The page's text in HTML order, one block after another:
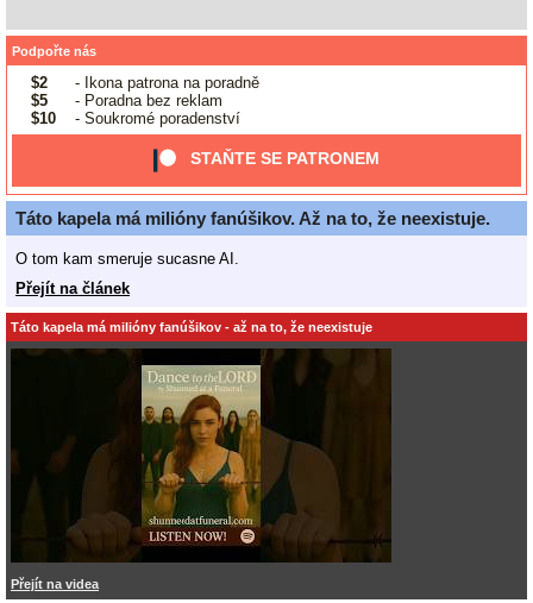
Podpořte nás
$2
- Ikona patrona na poradně
$5
- Poradna bez reklam
$10
- Soukromé poradenství
STAŇTE SE PATRONEM
Táto kapela má milióny fanúšikov. Až na to, že neexistuje.
O tom kam smeruje sucasne AI.
Přejít na článek
Táto kapela má milióny fanúšikov - až na to, že neexistuje
Přejít na videa